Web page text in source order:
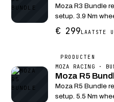
Moza R3 Bundle
setup. 3.9 Nm
pedalen. PC
drive.
€ 299LAATSTE
PRODUCTEN
MOZA RACING ·
Moza R5
Moza R5 Bundle
setup. 5.5 Nm